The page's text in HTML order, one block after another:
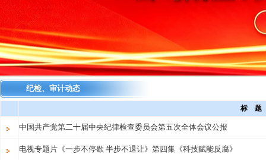
纪检、审计动态
标 题
中国共产党第二十届中央纪律检查委员会第五次全体会议公报
电视专题片《一步不停歇 半步不退让》第四集《科技赋能反腐》